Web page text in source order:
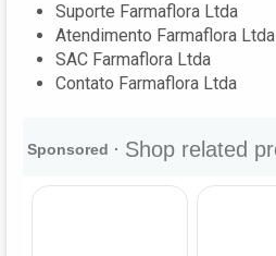
Suporte Farmaflora Ltda
Atendimento Farmaflora Ltda
SAC Farmaflora Ltda
Contato Farmaflora Ltda